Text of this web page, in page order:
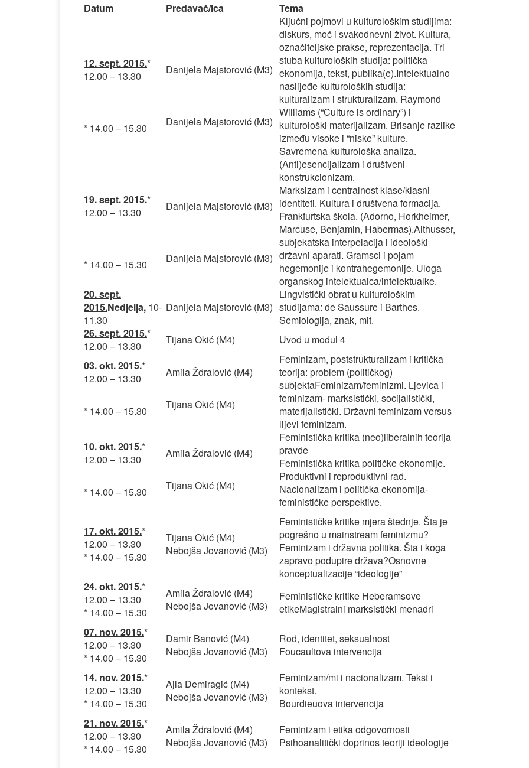
Datum
Predavač/ica Tema
12. sept. 2015.*
12.00 – 13.30
* 14.00 – 15.30
Danijela Majstorović (M3)
Danijela Majstorović (M3)
Ključni pojmovi u kulturološkim studijima:
diskurs, moć i svakodnevni život. Kultura,
označiteljske prakse, reprezentacija. Tri
stuba kulturoloških studija: politička
ekonomija, tekst, publika(e).Intelektualno
naslijeđe kulturoloških studija:
kulturalizam i strukturalizam. Raymond
Williams (“Culture is ordinary”) i
kulturološki materijalizam. Brisanje razlike
između visoke i “niske” kulture.
Savremena kulturološka analiza.
(Anti)esencijalizam i društveni
konstrukcionizam.
19. sept. 2015.*
12.00 – 13.30
* 14.00 – 15.30
Danijela Majstorović (M3)
Danijela Majstorović (M3)
Marksizam i centralnost klase/klasni
identiteti. Kultura i društvena formacija.
Frankfurtska škola. (Adorno, Horkheimer,
Marcuse, Benjamin, Habermas).Althusser,
subjekatska interpelacija i ideološki
državni aparati. Gramsci i pojam
hegemonije i kontrahegemonije. Uloga
organskog intelektualca/intelektualke.
20. sept.
2015.Nedjelja, 10-
11.30
Danijela Majstorović (M3)
Lingvistički obrat u kulturološkim
studijama: de Saussure i Barthes.
Semiologija, znak, mit.
26. sept. 2015.*
12.00 – 13.30
Tijana Okić (M4)
Uvod u modul 4
03. okt. 2015.*
12.00 – 13.30
* 14.00 – 15.30
Amila Ždralović (M4)
Tijana Okić (M4)
Feminizam, poststrukturalizam i kritička
teorija: problem (političkog)
subjektaFeminizam/feminizmi. Ljevica i
feminizam- marksistički, socijalistički,
materijalistički. Državni feminizam versus
lijevi feminizam.
10. okt. 2015.*
12.00 – 13.30
* 14.00 – 15.30
Amila Ždralović (M4)
Tijana Okić (M4)
Feministička kritika (neo)liberalnih teorija
pravde
Feministička kritika političke ekonomije.
Produktivni i reproduktivni rad.
Nacionalizam i politička ekonomija-
feminističke perspektive.
17. okt. 2015.*
12.00 – 13.30
* 14.00 – 15.30
Tijana Okić (M4)
Nebojša Jovanović (M3)
Feminističke kritike mjera štednje. Šta je
pogrešno u mainstream feminizmu?
Feminizam i državna politika. Šta i koga
zapravo podupire država?Osnovne
konceptualizacije “ideologije”
24. okt. 2015.*
12.00 – 13.30
* 14.00 – 15.30
Amila Ždralović (M4)
Nebojša Jovanović (M3)
Feminističke kritike Heberamsove
etikeMagistralni marksistički menadri
07. nov. 2015.*
12.00 – 13.30
* 14.00 – 15.30
Damir Banović (M4)
Nebojša Jovanović (M3)
Rod, identitet, seksualnost
Foucaultova intervencija
14. nov. 2015.*
12.00 – 13.30
* 14.00 – 15.30
Ajla Demiragić (M4)
Nebojša Jovanović (M3)
Feminizam/mi i nacionalizam. Tekst i
kontekst.
Bourdieuova intervencija
21. nov. 2015.*
12.00 – 13.30
* 14.00 – 15.30
Amila Ždralović (M4)
Nebojša Jovanović (M3)
Feminizam i etika odgovornosti
Psihoanalitički doprinos teoriji ideologije